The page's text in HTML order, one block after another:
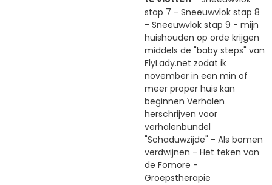
stap 7 - Sneeuwvlok stap 8
- Sneeuwvlok stap 9 - mijn
huishouden op orde krijgen
middels de "baby steps" van
FlyLady.net zodat ik
november in een min of
meer proper huis kan
beginnen Verhalen
herschrijven voor
verhalenbundel
"Schaduwzijde" - Als bomen
verdwijnen - Het teken van
de Fomore -
Groepstherapie